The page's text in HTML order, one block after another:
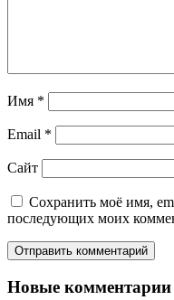
Имя *
Email *
Сайт
Сохранить моё имя,
последующих моих
Новые комментарии